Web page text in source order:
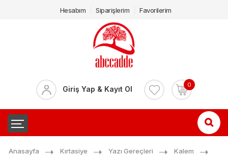
Hesabım Siparişlerim Favorilerim
Giriş Yap & Kayıt Ol 0
Anasayfa Kırtasiye Yazı Gereçleri
Kalem